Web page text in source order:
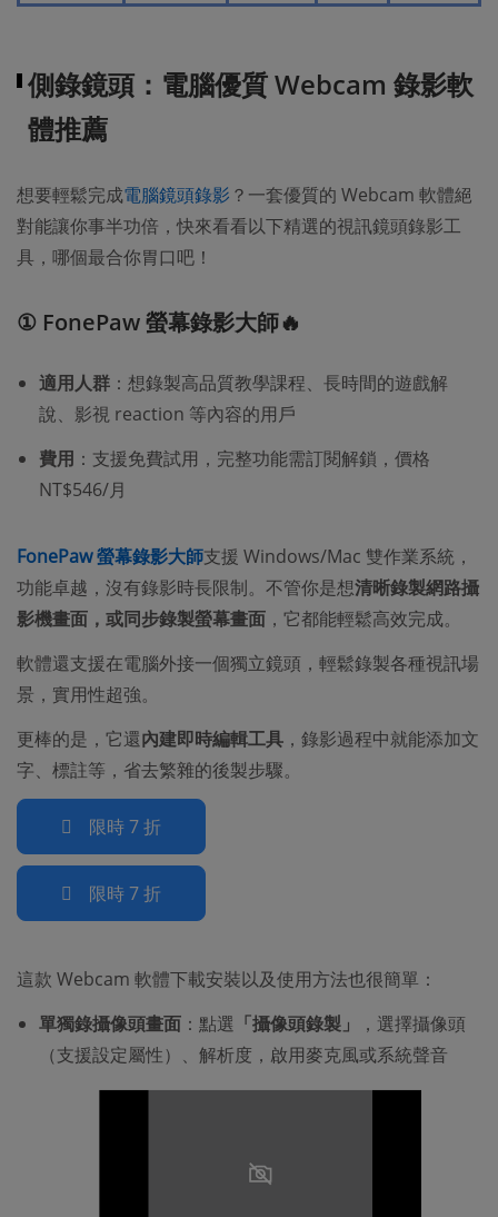
側錄鏡頭：電腦優質 Webcam 錄影軟
體推薦
想要輕鬆完成電腦鏡頭錄影 ？一套優質的 Webcam 軟體絕
對能讓你事半功倍，快來看看以下精選的視訊鏡頭錄影工
具，哪個最合你胃口吧！
① FonePaw 螢幕錄影大師🔥
適用人群 ：想錄製高品質教學課程、長時間的遊戲解
說、影視 reaction 等內容的用戶
費用 ：支援免費試用，完整功能需訂閱解鎖，價格
NT$546/月
FonePaw 螢幕錄影大師支援 Windows/Mac 雙作業系統，
功能卓越，沒有錄影時長限制。不管你是想清晰錄製網路攝
影機畫面，或同步錄製螢幕畫面 ，它都能輕鬆高效完成。
軟體還支援在電腦外接一個獨立鏡頭，輕鬆錄製各種視訊場
景，實用性超強。
更棒的是，它還內建即時編輯工具 ，錄影過程中就能添加文
字、標註等，省去繁雜的後製步驟。
限時 7 折
限時 7 折
這款 Webcam 軟體下載安裝以及使用方法也很簡單：
單獨錄攝像頭畫面 ：點選 「攝像頭錄製」
，選擇攝像頭
（支援設定屬性）、解析度，啟用麥克風或系統聲音